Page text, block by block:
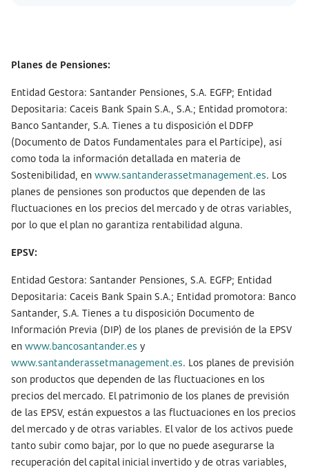
Planes de Pensiones:
Entidad Gestora: Santander Pensiones, S.A. EGFP; Entidad
Depositaria: Caceis Bank Spain S.A., S.A.; Entidad promotora:
Banco Santander, S.A. Tienes a tu disposición el DDFP
(Documento de Datos Fundamentales para el Partícipe), así
como toda la información detallada en materia de
Sostenibilidad, en www.santanderassetmanagement.es. Los
planes de pensiones son productos que dependen de las
fluctuaciones en los precios del mercado y de otras variables,
por lo que el plan no garantiza rentabilidad alguna.
EPSV:
Entidad Gestora: Santander Pensiones, S.A. EGFP; Entidad
Depositaria: Caceis Bank Spain S.A.; Entidad promotora: Banco
Santander, S.A. Tienes a tu disposición Documento de
Información Previa (DIP) de los planes de previsión de la EPSV
en www.bancosantander.es y
www.santanderassetmanagement.es. Los planes de previsión
son productos que dependen de las fluctuaciones en los
precios del mercado. El patrimonio de los planes de previsión
de las EPSV, están expuestos a las fluctuaciones en los precios
del mercado y de otras variables. El valor de los activos puede
tanto subir como bajar, por lo que no puede asegurarse la
recuperación del capital inicial invertido y de otras variables,